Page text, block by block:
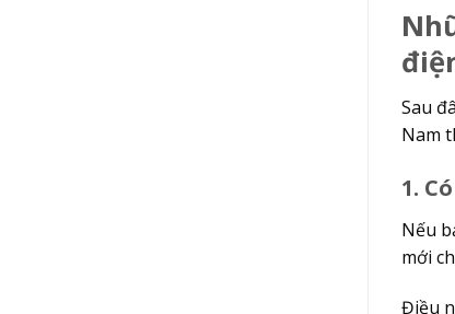
Sau
Nam
1.
Nếu
mới
Điều